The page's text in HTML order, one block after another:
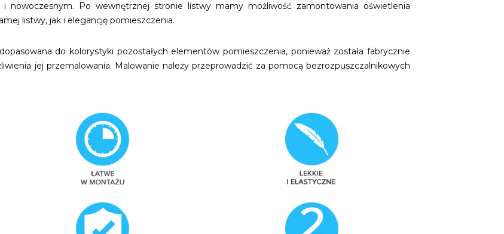
nowoczesnym. Po wewnętrznej stronie listwy mamy możliwość zamontowania oświetlenia
listwy, jak i elegancję pomieszczenia.
do kolorystyki pozostałych elementów pomieszczenia, ponieważ została fabrycznie
jej przemalowania. Malowanie należy przeprowadzić za pomocą bezrozpuszczalnikowych